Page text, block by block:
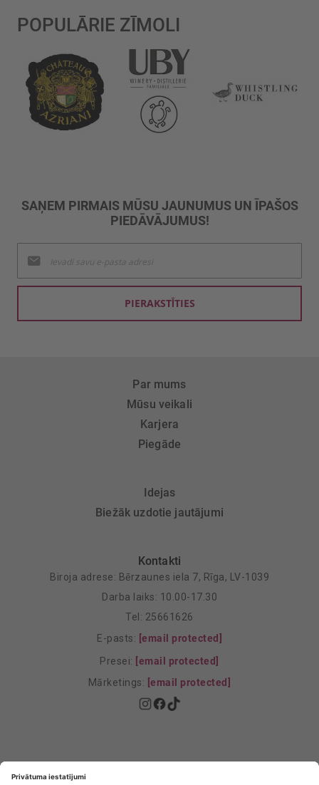
POPULĀRIE ZĪMOLI
SAŅEM PIRMAIS MŪSU JAUNUMUS UN ĪPAŠOS
PIEDĀVĀJUMUS!
jaunumu
saņemšanai:
PIERAKSTĪTIES
Par mums
Mūsu veikali
Karjera
Piegāde
Idejas
Biežāk uzdotie jautājumi
Kontakti
Biroja adrese: Bērzaunes iela 7, Rīga, LV-1039
Darba laiks: 10.00-17.30
Tel: 25661626
E-pasts: [email protected]
Presei: [email protected]
Mārketings: [email protected]